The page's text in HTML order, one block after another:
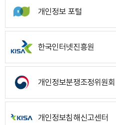
개인정보 포털
한국인터넷진흥원
개인정보분쟁조정위원회
개인정보침해신고센터